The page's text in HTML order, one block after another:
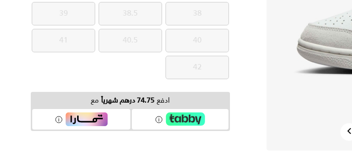
Next
38
38
38.5
38.5
39
39
40
40
40.5
40.5
41
41
42
42
ادفع 74.75 درهم شهرياً مع